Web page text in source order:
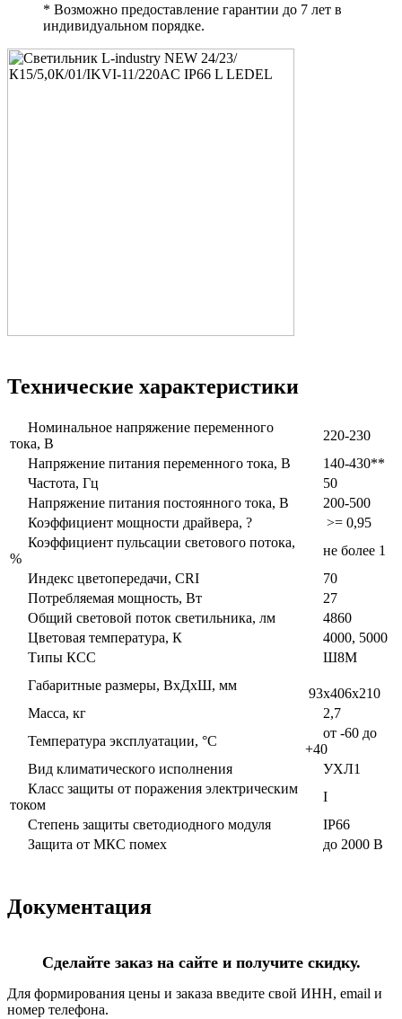
* Возможно предоставление гарантии до 7 лет в
индивидуальном порядке.
Технические характеристики
Номинальное напряжение переменного
тока, В
220-230
Напряжение питания переменного тока, В
140-430**
Частота, Гц
50
Напряжение питания постоянного тока, В
200-500
Коэффициент мощности драйвера, ?
>= 0,95
Коэффициент пульсации светового потока,
%
не более 1
Индекс цветопередачи, CRI
70
Потребляемая мощность, Вт
27
Общий световой поток светильника, лм
4860
Цветовая температура, К
4000, 5000
Типы КСС
Ш8М
Габаритные размеры, ВxДxШ, мм
93x406x210
Масса, кг
2,7
Температура эксплуатации, °С
от -60 до
+40
Вид климатического исполнения
УХЛ1
Класс защиты от поражения электрическим
током
I
Степень защиты светодиодного модуля
IP66
Защита от МКС помех
до 2000 В
Документация
Сделайте заказ на сайте и получите скидку.
Для формирования цены и заказа введите свой ИНН, email и
номер телефона.